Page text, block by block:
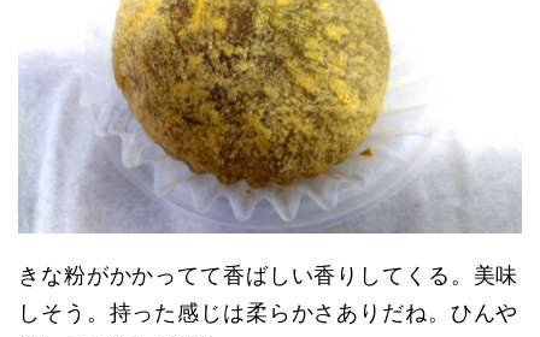
きな粉がかかってて香ばしい香りしてくる。美味
しそう。持った感じは柔らかさありだね。ひんや